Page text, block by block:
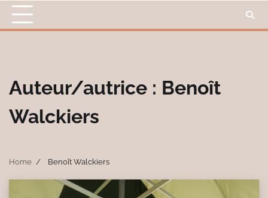
Skip
content
Auteur/autrice : Benoît
Walckiers
Home Benoît Walckiers